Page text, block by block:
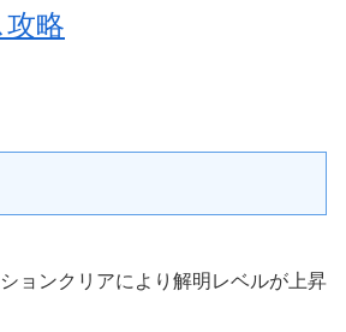
略
ョンクリアにより解明レベルが上昇